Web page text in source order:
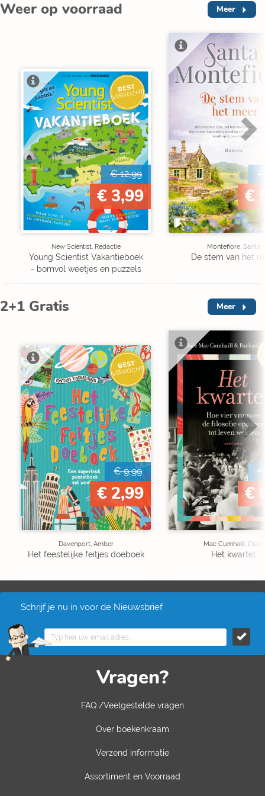
Weer op voorraad Meer
BEST
VERKOCHT
€ 12,99
€ 3,99
New Scientist, Redactie
Young Scientist Vakantieboek
- bomvol weetjes en puzzels
€
€
Montefiore, Santa
De stem van het
2+1 Gratis Meer
BEST
VERKOCHT
€ 9,99
€ 2,99
Davenport, Amber
Het feestelijke feitjes doeboek
€
€
Mac Cumhaill, Clare
Het kwartet
Schrijf je nu in voor de Nieuwsbrief
Vragen?
FAQ /Veelgestelde vragen
Over boekenkraam
Verzend informatie
Assortiment en Voorraad